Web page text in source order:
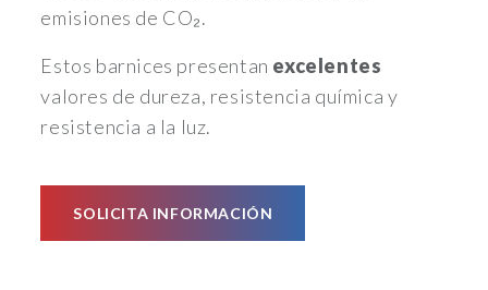
emisiones de CO₂.
Estos barnices presentan excelentes
valores de dureza, resistencia química y
resistencia a la luz.
SOLICITA INFORMACIÓN